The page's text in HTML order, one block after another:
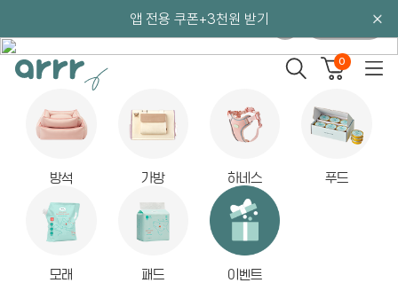
앱 전용 쿠폰+3천원 받기
앱 전용 쿠폰+3천원 받기
앱 전용 쿠폰+3천원 받기
0
오-래먹는 한우 우신껌
카우츄
천연 100% 최고급 한우껌
선착순 1P 990원 이벤트중!
배너이미지
방석 가방 하네스 푸드
모래 패드 이벤트
34% 45,900원
51% 15,900원
51% 21,900원
50% 9,900원
55% 19,900원